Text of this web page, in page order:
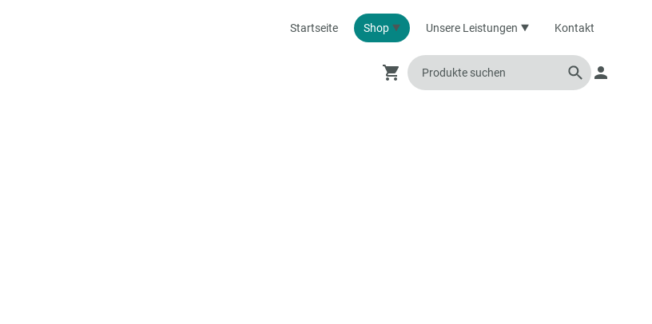
Startseite Shop Unsere Leistungen Kontakt